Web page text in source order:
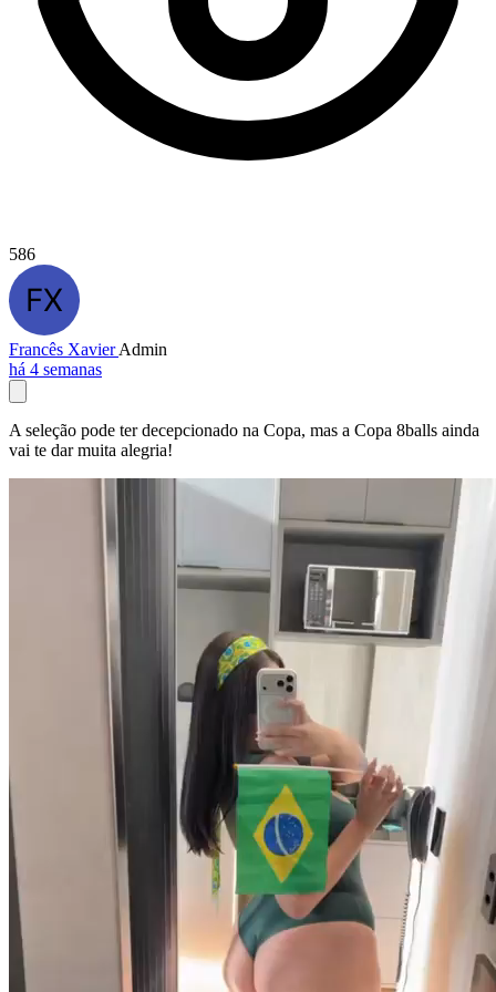
586
Francês XavierAdmin
há 4 semanas
A seleção pode ter decepcionado na Copa, mas a Copa 8balls ainda
vai te dar muita alegria!